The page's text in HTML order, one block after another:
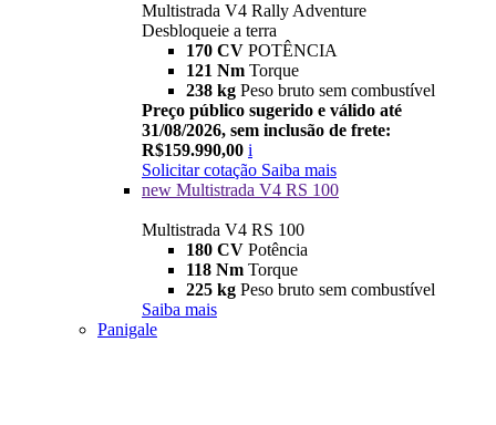
Multistrada V4 Rally Adventure
Desbloqueie a terra
170 CV POTÊNCIA
121 Nm Torque
238 kg Peso bruto sem combustível
Preço público sugerido e válido até
31/08/2026, sem inclusão de frete:
R$159.990,00 i
Solicitar cotação Saiba mais
new Multistrada V4 RS 100
Multistrada V4 RS 100
180 CV Potência
118 Nm Torque
225 kg Peso bruto sem combustível
Saiba mais
Panigale